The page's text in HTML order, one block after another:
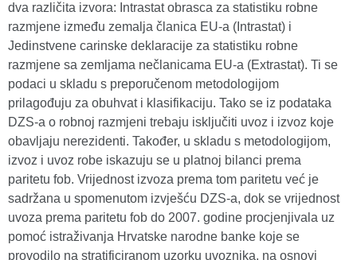
dva različita izvora: Intrastat obrasca za statistiku robne
razmjene između zemalja članica EU-a (Intrastat) i
Jedinstvene carinske deklaracije za statistiku robne
razmjene sa zemljama nečlanicama EU-a (Extrastat). Ti se
podaci u skladu s preporučenom metodologijom
prilagođuju za obuhvat i klasifikaciju. Tako se iz podataka
DZS-a o robnoj razmjeni trebaju isključiti uvoz i izvoz koje
obavljaju nerezidenti. Također, u skladu s metodologijom,
izvoz i uvoz robe iskazuju se u platnoj bilanci prema
paritetu fob. Vrijednost izvoza prema tom paritetu već je
sadržana u spomenutom izvješću DZS-a, dok se vrijednost
uvoza prema paritetu fob do 2007. godine procjenjivala uz
pomoć istraživanja Hrvatske narodne banke koje se
provodilo na stratificiranom uzorku uvoznika, na osnovi